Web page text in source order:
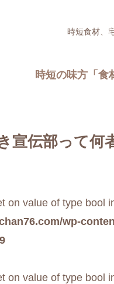
時短食材、
時短の味方「食
宣伝部って何
on value of type bool
wp-
on value of type bool